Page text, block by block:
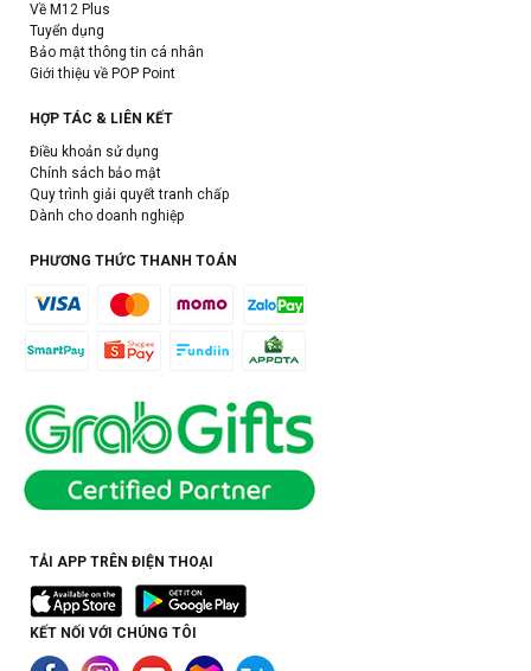
Về M12 Plus
Tuyển dụng
Bảo mật thông tin cá nhân
Giới thiệu về POP Point
HỢP TÁC & LIÊN KẾT
Điều khoản sử dụng
Chính sách bảo mật
Quy trình giải quyết tranh chấp
Dành cho doanh nghiệp
PHƯƠNG THỨC THANH TOÁN
TẢI APP TRÊN ĐIỆN THOẠI
KẾT NỐI VỚI CHÚNG TÔI